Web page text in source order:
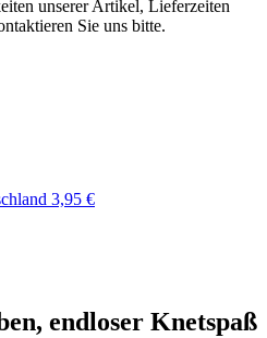
unserer Artikel, Lieferzeiten
Sie uns bitte.
3,95 €
endloser Knetspaß